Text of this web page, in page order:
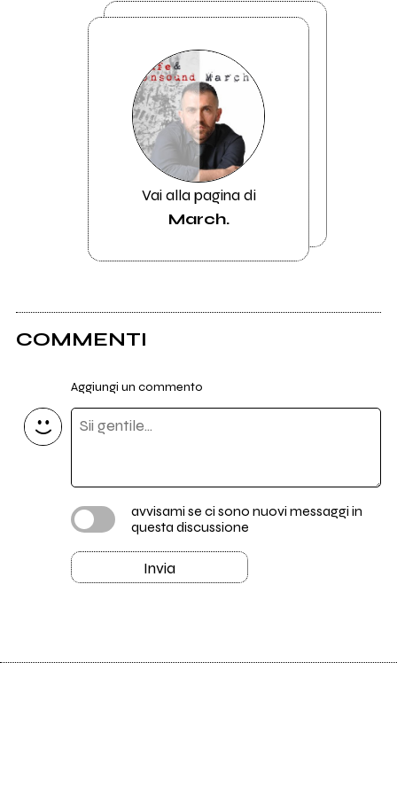
Vai alla pagina di
March.
COMMENTI
Aggiungi un commento
avvisami se ci sono nuovi messaggi in
questa discussione
Invia